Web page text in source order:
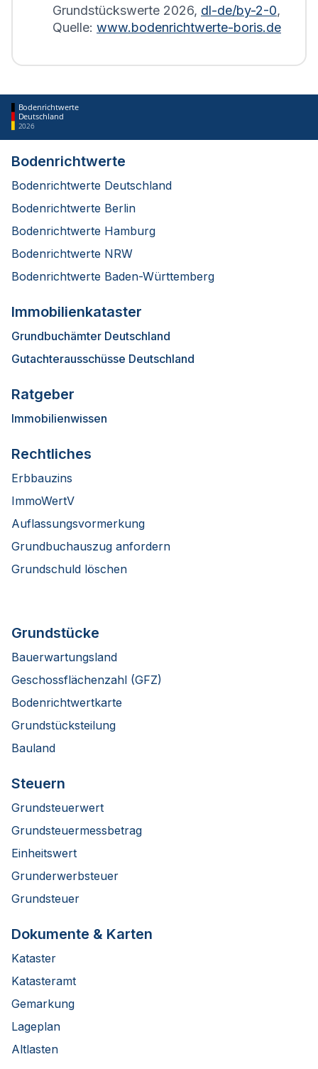
Grundstückswerte 2026, dl-de/by-2-0,
Quelle: www.bodenrichtwerte-boris.de
Bodenrichtwerte
Deutschland
2026
Bodenrichtwerte
Bodenrichtwerte Deutschland
Bodenrichtwerte Berlin
Bodenrichtwerte Hamburg
Bodenrichtwerte NRW
Bodenrichtwerte Baden-Württemberg
Immobilienkataster
Grundbuchämter Deutschland
Gutachterausschüsse Deutschland
Ratgeber
Immobilienwissen
Rechtliches
Erbbauzins
ImmoWertV
Auflassungsvormerkung
Grundbuchauszug anfordern
Grundschuld löschen
Grundstücke
Bauerwartungsland
Geschossflächenzahl (GFZ)
Bodenrichtwertkarte
Grundstücksteilung
Bauland
Steuern
Grundsteuerwert
Grundsteuermessbetrag
Einheitswert
Grunderwerbsteuer
Grundsteuer
Dokumente & Karten
Kataster
Katasteramt
Gemarkung
Lageplan
Altlasten